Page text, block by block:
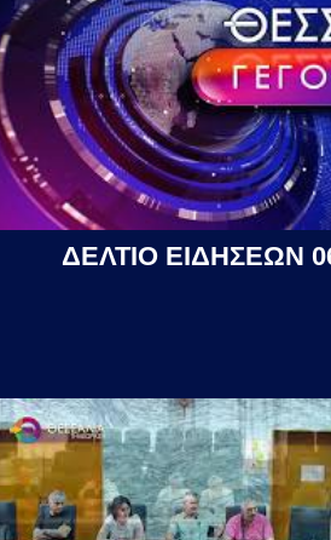
ΔΕΛΤΙΟ ΕΙΔΗΣΕΩΝ